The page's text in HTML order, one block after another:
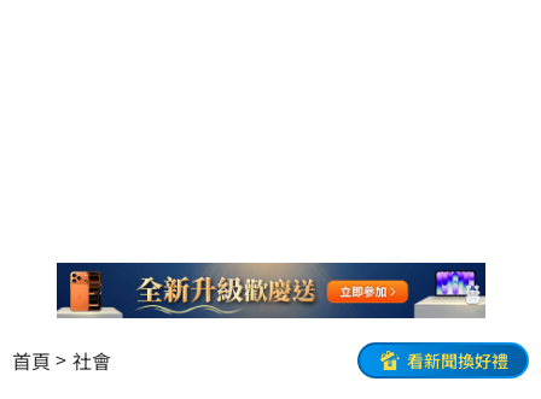
首頁 社會 看新聞換好禮